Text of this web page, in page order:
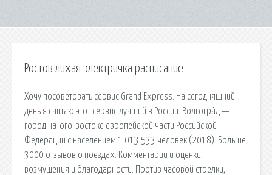
Ростов лихая электричка расписание
Хочу посоветовать сервис Grand Express. На сегодняшний
день я считаю этот сервис лучший в России. Волгогра́д —
город на юго-востоке европейской части Российской
Федерации с населением 1 013 533 человек (2018). Больше
3000 отзывов о поездах. Комментарии и оценки,
возмущения и благодарности. Против часовой стрелки,